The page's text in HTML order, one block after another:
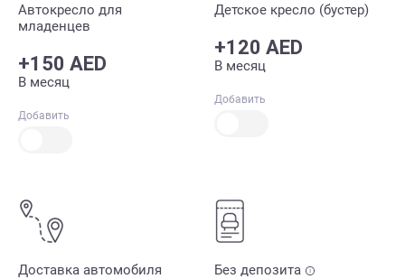
Автокресло для
младенцев
+150 AED
В месяц
Добавить
Детское кресло (бустер)
+120 AED
В месяц
Добавить
Доставка автомобиля Без депозита